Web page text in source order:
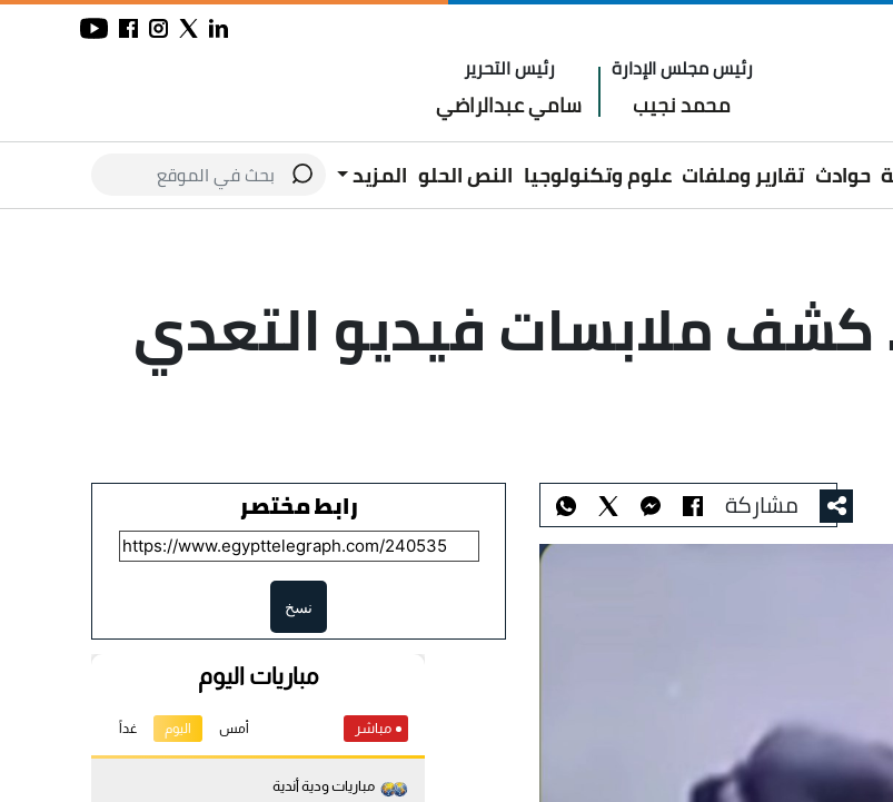
رئيس مجلس الإدارة
محمد نجيب
رئيس التحرير
سامي عبدالراضي
حوادث تقارير وملفات علوم وتكنولوجيا النص الحلو المزيد
ملابسات فيديو التعدي
مشاركة رابط مختصر
نسخ